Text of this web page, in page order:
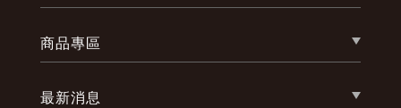
商品專區
最新消息